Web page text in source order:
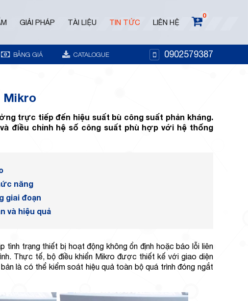
GIẢI PHÁP TÀI LIỆU TIN TỨC LIÊN HỆ
0
BẢNG GIÁ CATALOGUE 0902579387
Mikro
trực tiếp đến hiệu suất bù công suất phản kháng.
điều chỉnh hệ số công suất phù hợp với hệ thống
năng
giai đoạn
và hiệu quả
tình trạng thiết bị hoạt động không ổn định hoặc báo lỗi liên
Thực tế, bộ điều khiển Mikro được thiết kế với giao diện
là có thể kiểm soát hiệu quả toàn bộ quá trình đóng ngắt